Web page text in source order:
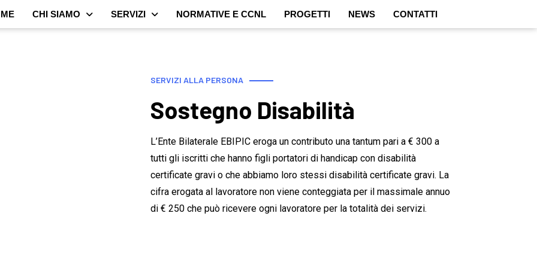
CHI SIAMO SERVIZI NORMATIVE E CCNL PROGETTI NEWS CONTATTI
SERVIZI ALLA PERSONA
Sostegno Disabilità
L’Ente Bilaterale EBIPIC eroga un contributo una tantum pari a € 300 a
tutti gli iscritti che hanno figli portatori di handicap con disabilità
certificate gravi o che abbiamo loro stessi disabilità certificate gravi. La
cifra erogata al lavoratore non viene conteggiata per il massimale annuo
di € 250 che può ricevere ogni lavoratore per la totalità dei servizi.